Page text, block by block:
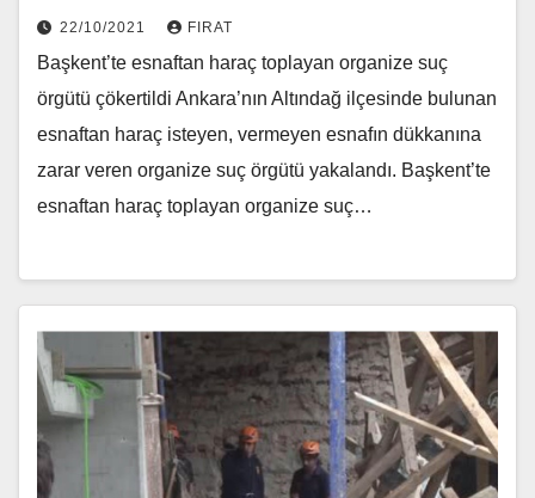
22/10/2021 FIRAT
Başkent’te esnaftan haraç toplayan organize suç
örgütü çökertildi Ankara’nın Altındağ ilçesinde bulunan
esnaftan haraç isteyen, vermeyen esnafın dükkanına
zarar veren organize suç örgütü yakalandı. Başkent’te
esnaftan haraç toplayan organize suç…